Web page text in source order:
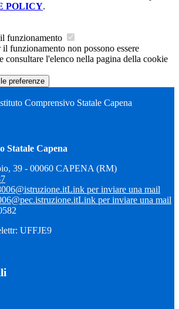
POLICY.
funzionamento
funzionamento non possono essere
consultare l'elenco nella pagina della cookie
preferenze
Comprensivo Statale Capena
Statale Capena
39 - 00060 CAPENA (RM)
Link per inviare una mail
Link per inviare una mail
UFFJE9